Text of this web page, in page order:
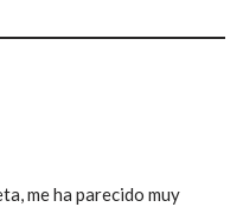
me ha parecido muy